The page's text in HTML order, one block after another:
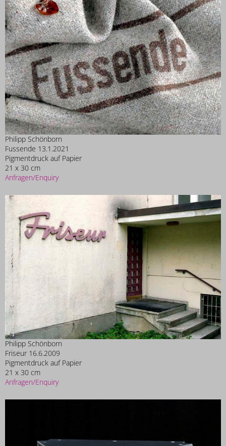
Philipp Schönborn
Fussende 13.1.2021
Pigmentdruck auf Papier
21 x 30 cm
Anfragen/Enquiry
Philipp Schönborn
Friseur 16.6.2009
Pigmentdruck auf Papier
21 x 30 cm
Anfragen/Enquiry